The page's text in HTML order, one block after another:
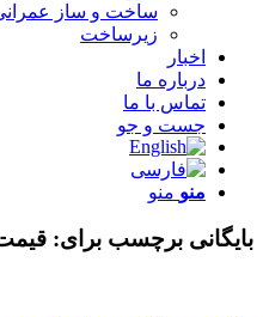
ساخت و ساز
زیرساخت
اخبار
درباره ما
تماس با ما
جست و جو
منو منو
بایگانی برچسب برای: